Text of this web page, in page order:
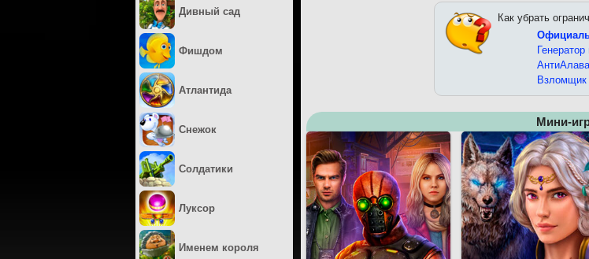
Как убрать
Взломщик
Мини-
Дивный сад
Фишдом
Атлантида
Снежок
Солдатики
Луксор
Именем короля